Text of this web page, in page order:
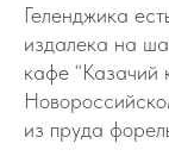
Геленджика
издалека на
кафе “Казачий
из пруда